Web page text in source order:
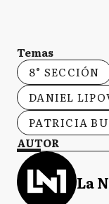
Temas
8° SECCIÓN
DANIEL
PATRICIA
AUTOR
La